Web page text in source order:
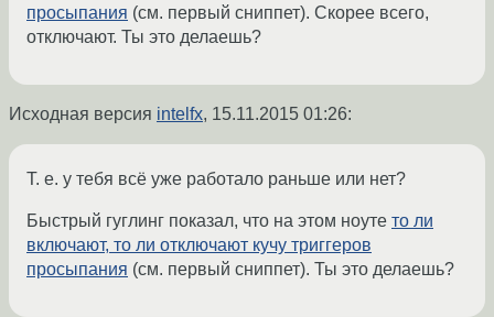
просыпания (см. первый сниппет). Скорее всего,
отключают. Ты это делаешь?
Исходная версия intelfx, 15.11.2015 01:26:
Т. е. у тебя всё уже работало раньше или нет?
Быстрый гуглинг показал, что на этом ноуте то ли
включают, то ли отключают кучу триггеров
просыпания (см. первый сниппет). Ты это делаешь?